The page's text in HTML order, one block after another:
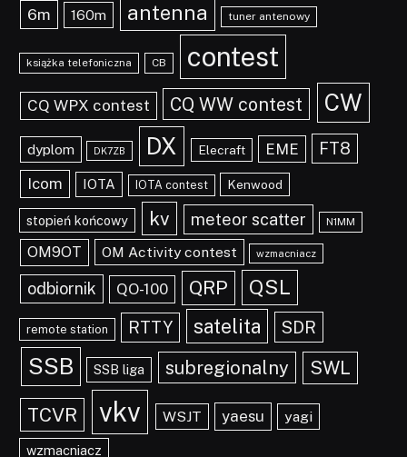
6m 160m antenna tuner antenowy
książka telefoniczna CB contest
CQ WPX contest CQ WW contest CW
dyplom DK7ZB DX Elecraft EME FT8
Icom IOTA IOTA contest Kenwood
stopień końcowy kv meteor scatter N1MM
OM9OT OM Activity contest wzmacniacz
odbiornik QO-100 QRP QSL
remote station RTTY satelita SDR
SSB SSB liga subregionalny SWL
TCVR vkv WSJT yaesu yagi
wzmacniacz